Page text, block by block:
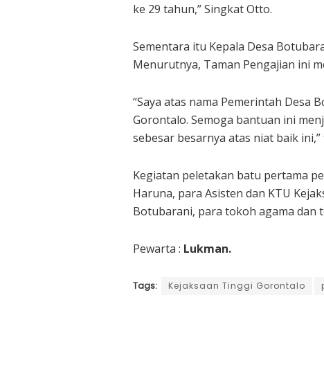
ke 29 tahun,” Singkat Otto.
Sementara itu Kepala Desa
Menurutnya, Taman Pengajian ini
“Saya atas nama Pemerintah Desa
Gorontalo. Semoga bantuan ini
sebesar besarnya atas niat baik
Kegiatan peletakan batu pertama
Haruna, para Asisten dan KTU
Botubarani, para tokoh agama dan
Pewarta : Lukman.
Tags: Kejaksaan Tinggi Gorontalo